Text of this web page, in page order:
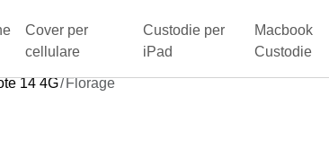
Cover per
cellulare
Custodie per
iPad
Macbook
Custodie
14 4G Florage